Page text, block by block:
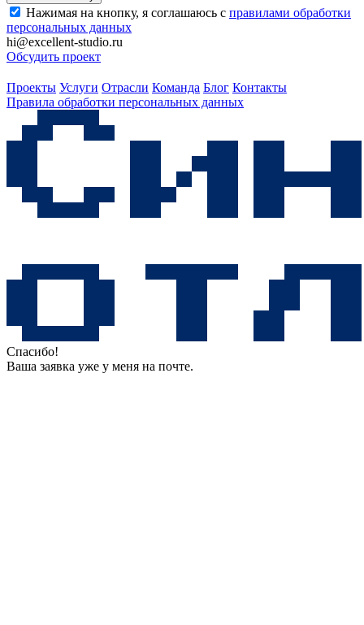
Нажимая на кнопку, я соглашаюсь с правилами обработки
персональных данных
hi@excellent-studio.ru
Обсудить проект
Проекты Услуги Отрасли Команда Блог Контакты
Правила обработки персональных данных
Спасибо!
Ваша заявка уже у меня на почте.